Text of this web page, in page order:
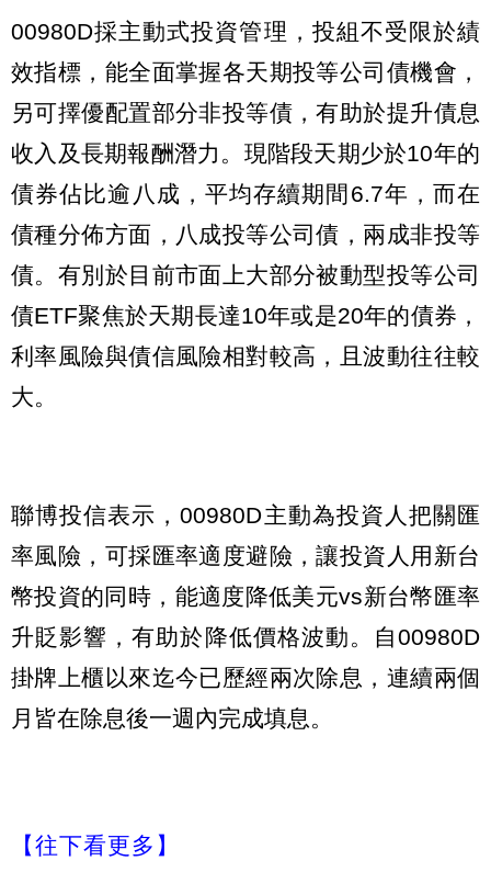
00980D採主動式投資管理，投組不受限於績
效指標，能全面掌握各天期投等公司債機會，
另可擇優配置部分非投等債，有助於提升債息
收入及長期報酬潛力。現階段天期少於10年的
債券佔比逾八成，平均存續期間6.7年，而在
債種分佈方面，八成投等公司債，兩成非投等
債。有別於目前市面上大部分被動型投等公司
債ETF聚焦於天期長達10年或是20年的債券，
利率風險與債信風險相對較高，且波動往往較
大。
聯博投信表示，00980D主動為投資人把關匯
率風險，可採匯率適度避險，讓投資人用新台
幣投資的同時，能適度降低美元vs新台幣匯率
升貶影響，有助於降低價格波動。自00980D
掛牌上櫃以來迄今已歷經兩次除息，連續兩個
月皆在除息後一週內完成填息。
【往下看更多】